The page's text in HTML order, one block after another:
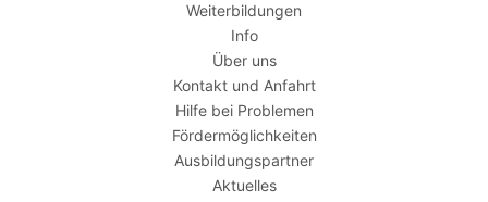
Weiterbildungen
Info
Über uns
Kontakt und Anfahrt
Hilfe bei Problemen
Fördermöglichkeiten
Ausbildungspartner
Aktuelles